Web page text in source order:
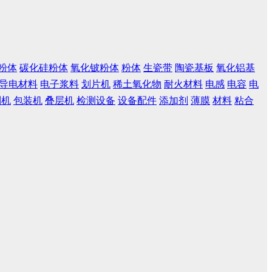
体 碳化硅粉体 氧化铍粉体 粉体 生瓷带 陶瓷基板 氧化铝基
电材料 电子浆料 划片机 稀土氧化物 耐火材料 电感 电容 电
包装机 叠层机 检测设备 设备配件 添加剂 薄膜 材料 粘合